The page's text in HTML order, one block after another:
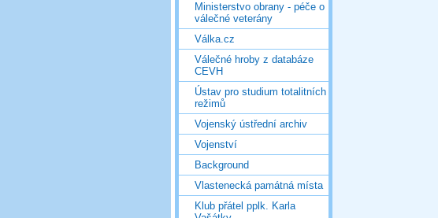
Ministerstvo obrany - péče o
válečné veterány
Válka.cz
Válečné hroby z databáze
CEVH
Ústav pro studium totalitních
režimů
Vojenský ústřední archiv
Vojenství
Background
Vlastenecká památná místa
Klub přátel pplk. Karla